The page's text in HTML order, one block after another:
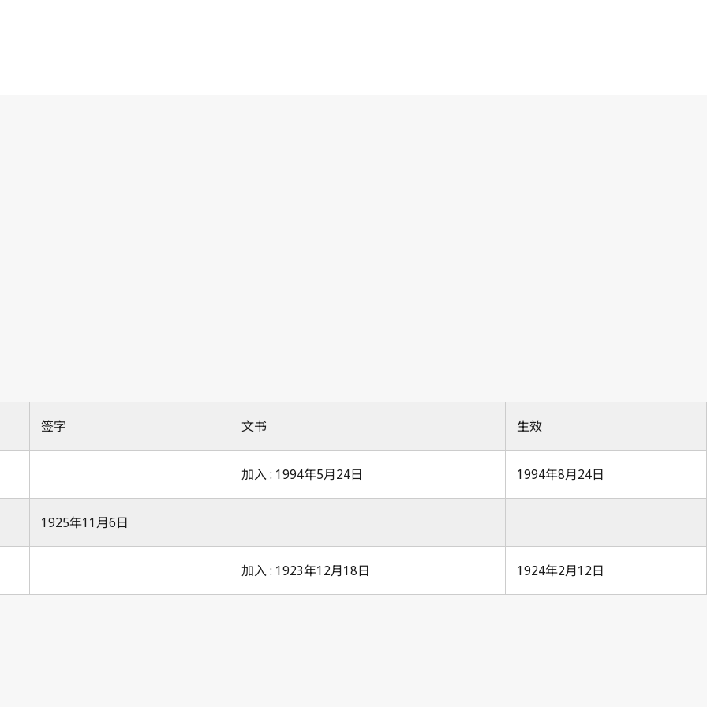
签字 文书 生效
加入 : 1994年5月24日 1994年8月24日
1925年11月6日
加入 : 1923年12月18日 1924年2月12日